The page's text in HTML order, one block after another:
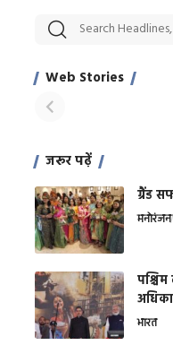
Web Stories
सट्टेबाजी में अरेस्ट
साहिल खान
जरूर पढ़ें
ग्रैंड
मनोरंजन
भारत